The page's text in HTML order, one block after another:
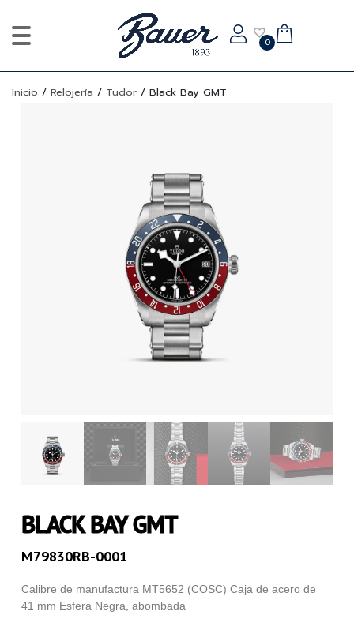
0
Inicio / Relojería / Tudor / Black Bay GMT
BLACK BAY GMT
M79830RB-0001
Calibre de manufactura MT5652 (COSC) Caja de acero de
41 mm Esfera Negra, abombada